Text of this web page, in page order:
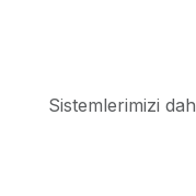
Sistemlerimizi